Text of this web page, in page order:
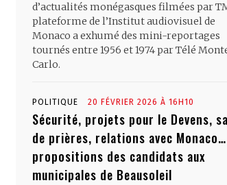
d’actualités monégasques filmées par
plateforme de l’Institut audiovisuel de
Monaco a exhumé des mini-reportages
tournés entre 1956 et 1974 par Télé
Carlo.
POLITIQUE 20 FÉVRIER 2026 À 16H10
Sécurité, projets pour le Devens,
de prières, relations avec
propositions des candidats aux
municipales de Beausoleil